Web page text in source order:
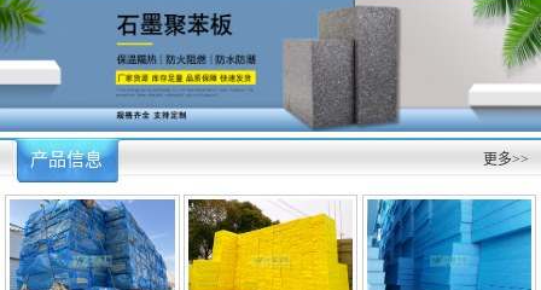
产品信息 更多>>